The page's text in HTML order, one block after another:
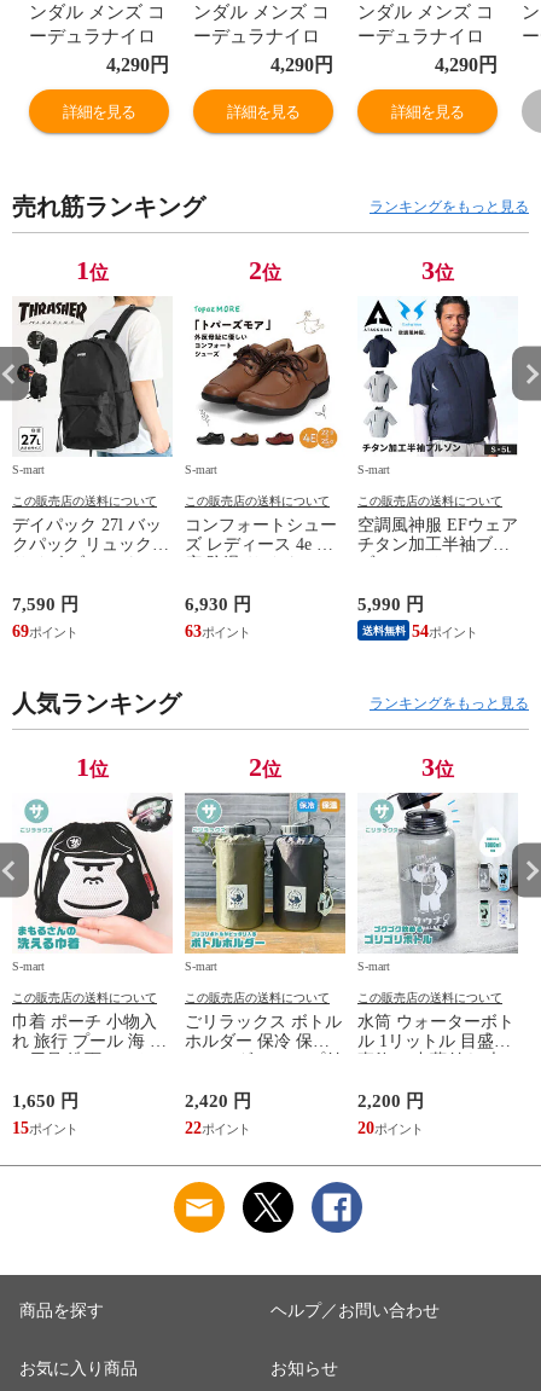
ンダル メンズ コ
ーデュラナイロ
ン 撥水 アウトド
シューズ クロッ
グサンダル サボ
キャンプ ベラン
ピング グランピ
ント ブラック ベ
ージュ グレー ブ
ルー 6552
4,290円
詳細を見る
ンダル メンズ コ
ーデュラナイロ
ン 撥水 アウトド
シューズ クロッ
グサンダル サボ
キャンプ ベラン
ピング グランピ
ント ブラック ベ
ージュ グレー ブ
ルー 6552
4,290円
詳細を見る
ンダル メンズ コ
ーデュラナイロ
ン 撥水 アウトド
シューズ クロッ
グサンダル サボ
キャンプ ベラン
ピング グランピ
ント ブラック ベ
ージュ グレー ブ
ルー 6552
4,290円
詳細を見る
売れ筋ランキング ランキングをもっと見る
1位
S-mart
この販売店の送料について
デイパック 27l バッ
クパック リュック
サイズ ブランド ロ
鞄 機内持ち込み 夏
スラッシャー
THRASHER r1929
7,590 円
69
2位
S-mart
この販売店の送料について
コンフォートシュー
ズ レディース 4e 幅
広 防滑 サイドファ
シューズ 黒 トパー
ズ モア 靴 カジュア
ルシューズ 外反母趾
TOPAZ 1410
6,930 円
63
3位
S-mart
この販売店の送料について
空調風神服 EFウェア
チタン加工半袖ブル
ゾン ベスト ファン
ジャケット 遮熱 作
業服 作業着 上着 ア
タックベース KF100
5,990 円
送料無料 54
人気ランキング ランキングをもっと見る
1位
S-mart
この販売店の送料について
巾着 ポーチ 小物入
れ 旅行 プール 海 バ
ス用品 洗面セット
サウナ ごリラックス
まもるさんの洗える
巾着 ブラック 黒
1,650 円
15
2位
S-mart
この販売店の送料について
ごリラックス ボトル
ホルダー 保冷 保温
ショルダー ループ付
補給 マイボトル サ
ウナ 温泉 水筒 カバ
ー トトノイモード
2,420 円
22
3位
S-mart
この販売店の送料について
水筒 ウォーターボト
ル 1リットル 目盛り
直飲み 中蓋付き 大
マイボトル 動物 ア
ニマル ゴリラ ごリ
ラックス ゴリゴリボ
2,200 円
20
商品を探す
お気に入り商品
ヘルプ／お問い合わせ
お知らせ